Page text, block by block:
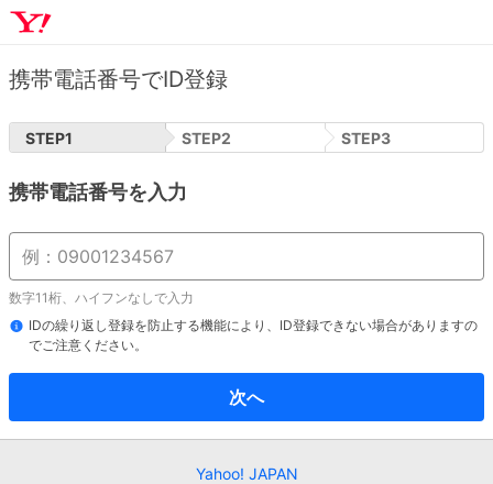
携帯電話番号でID登録
STEP1 STEP2 STEP3
携帯電話番号を入力
数字11桁、ハイフンなしで入力
IDの繰り返し登録を防止する機能により、ID登録できない場合がありますの
でご注意ください。
次へ
Yahoo! JAPAN